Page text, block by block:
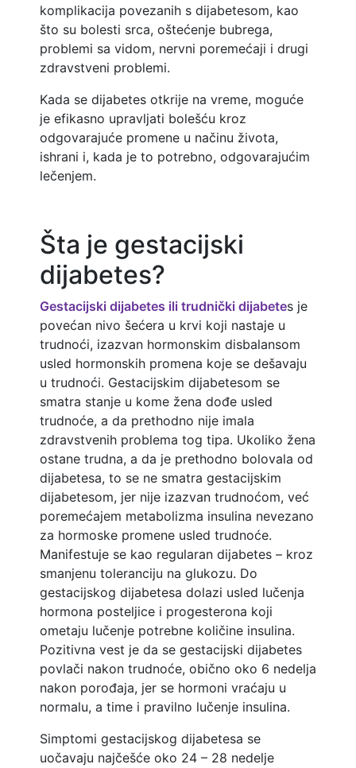
komplikacija povezanih s dijabetesom, kao
što su bolesti srca, oštećenje bubrega,
problemi sa vidom, nervni poremećaji i drugi
zdravstveni problemi.
Kada se dijabetes otkrije na vreme, moguće
je efikasno upravljati bolešću kroz
odgovarajuće promene u načinu života,
ishrani i, kada je to potrebno, odgovarajućim
lečenjem.
Šta je gestacijski
dijabetes?
Gestacijski dijabetes ili trudnički dijabetes je
povećan nivo šećera u krvi koji nastaje u
trudnoći, izazvan hormonskim disbalansom
usled hormonskih promena koje se dešavaju
u trudnoći. Gestacijskim dijabetesom se
smatra stanje u kome žena dođe usled
trudnoće, a da prethodno nije imala
zdravstvenih problema tog tipa. Ukoliko žena
ostane trudna, a da je prethodno bolovala od
dijabetesa, to se ne smatra gestacijskim
dijabetesom, jer nije izazvan trudnoćom, već
poremećajem metabolizma insulina nevezano
za hormoske promene usled trudnoće.
Manifestuje se kao regularan dijabetes – kroz
smanjenu toleranciju na glukozu. Do
gestacijskog dijabetesa dolazi usled lučenja
hormona posteljice i progesterona koji
ometaju lučenje potrebne količine insulina.
Pozitivna vest je da se gestacijski dijabetes
povlači nakon trudnoće, obično oko 6 nedelja
nakon porođaja, jer se hormoni vraćaju u
normalu, a time i pravilno lučenje insulina.
Simptomi gestacijskog dijabetesa se
uočavaju najčešće oko 24 – 28 nedelje